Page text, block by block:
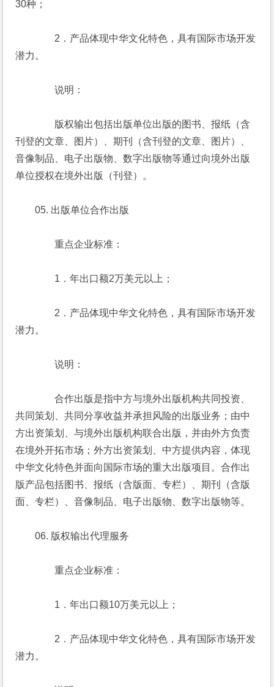
30种；
2．产品体现中华文化特色，具有国际市场开发
潜力。
说明：
版权输出包括出版单位出版的图书、报纸（含
刊登的文章、图片）、期刊（含刊登的文章、图片）、
音像制品、电子出版物、数字出版物等通过向境外出版
单位授权在境外出版（刊登）。
05. 出版单位合作出版
重点企业标准：
1．年出口额2万美元以上；
2．产品体现中华文化特色，具有国际市场开发
潜力。
说明：
合作出版是指中方与境外出版机构共同投资、
共同策划、共同分享收益并承担风险的出版业务；由中
方出资策划、与境外出版机构联合出版，并由外方负责
在境外开拓市场；外方出资策划、中方提供内容，体现
中华文化特色并面向国际市场的重大出版项目。合作出
版产品包括图书、报纸（含版面、专栏）、期刊（含版
面、专栏）、音像制品、电子出版物、数字出版物等。
06. 版权输出代理服务
重点企业标准：
1．年出口额10万美元以上；
2．产品体现中华文化特色，具有国际市场开发
潜力。